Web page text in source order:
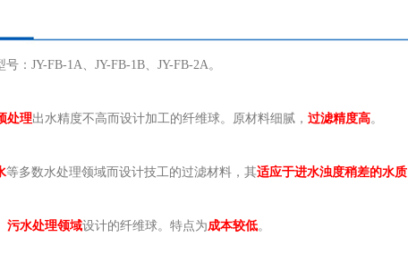
JY-FB-1A、JY-FB-1B、JY-FB-2A。
处理出水精度不高而设计加工的纤维球。原材料细腻， 过滤精度高。
等多数水处理领域而设计技工的过滤材料，其适应于进水浊度稍差的水质
污水处理领域设计的纤维球。特点为成本较低。